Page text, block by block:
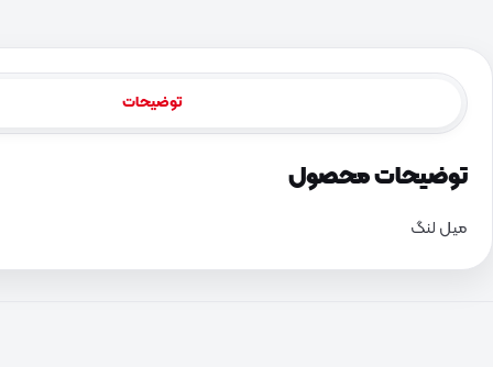
توضیحات
توضیحات محصول
میل لنگ